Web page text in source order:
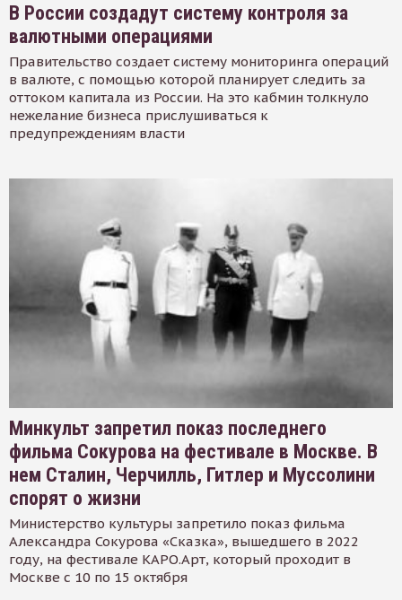
В России создадут систему контроля за
валютными операциями
Правительство создает систему мониторинга операций
в валюте, с помощью которой планирует следить за
оттоком капитала из России. На это кабмин толкнуло
нежелание бизнеса прислушиваться к
предупреждениям власти
Минкульт запретил показ последнего
фильма Сокурова на фестивале в Москве. В
нем Сталин, Черчилль, Гитлер и Муссолини
спорят о жизни
Министерство культуры запретило показ фильма
Александра Сокурова «Сказка», вышедшего в 2022
году, на фестивале КАРО.Арт, который проходит в
Москве с 10 по 15 октября